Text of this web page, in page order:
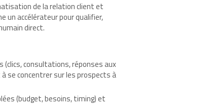
de la relation client et
un accélérateur pour qualifier,
direct.
(clics, consultations, réponses aux
se concentrer sur les prospects à
(budget, besoins, timing) et